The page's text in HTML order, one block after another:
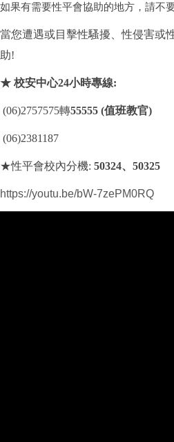
如果有需要性平會協助的地方，請不
當您遭遇或目擊性騷擾、性侵害或
助!
★ 校安中心24小時專線:
(06)2757575轉55555 (值班教官)
(06)2381187
★性平會校內分機: 50324、50325
https://youtu.be/bW-7zePM0RQ